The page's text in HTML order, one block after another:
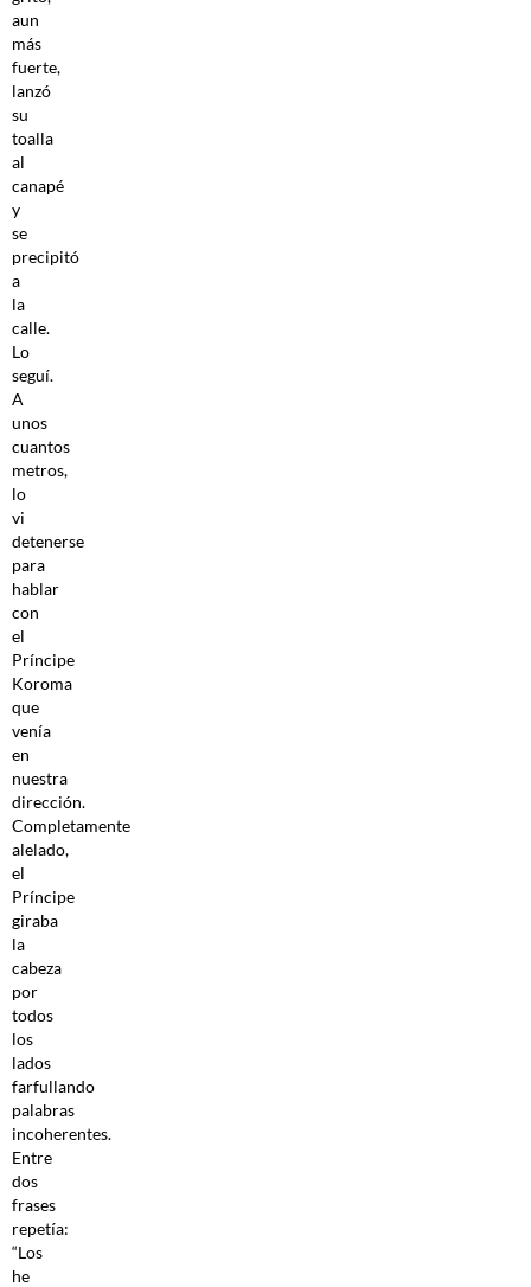
aun
más
fuerte,
lanzó
su
toalla
al
canapé
y
se
precipitó
a
la
calle.
Lo
seguí.
A
unos
cuantos
metros,
lo
vi
detenerse
para
hablar
con
el
Príncipe
Koroma
que
venía
en
nuestra
dirección.
Completamente
alelado,
el
Príncipe
giraba
la
cabeza
por
todos
los
lados
farfullando
palabras
incoherentes.
Entre
dos
frases
repetía:
“Los
he